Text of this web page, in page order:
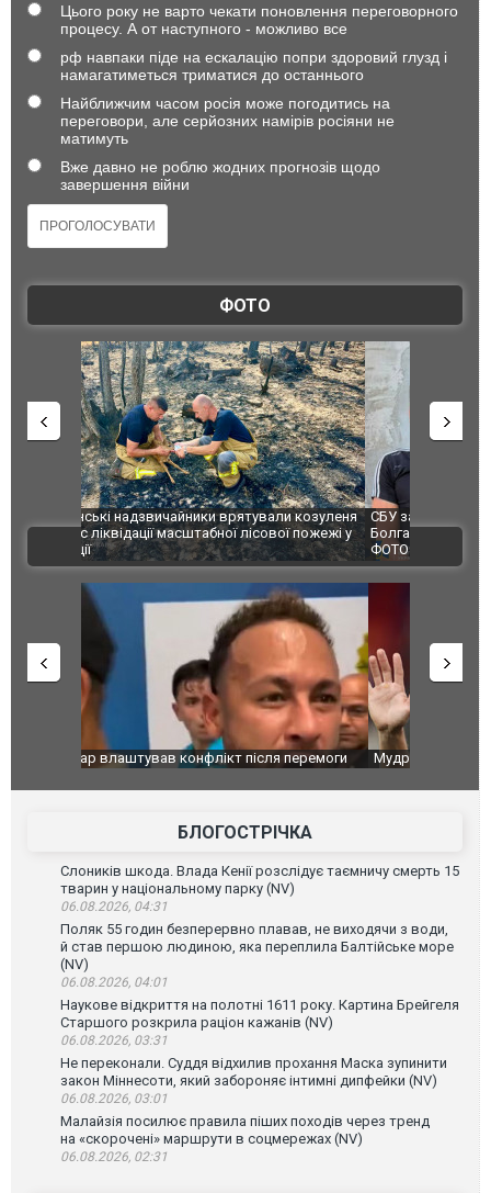
Цього року не варто чекати поновлення переговорного
процесу. А от наступного - можливо все
рф навпаки піде на ескалацію попри здоровий глузд і
намагатиметься триматися до останнього
Найближчим часом росія може погодитись на
переговори, але серйозних намірів росіяни не
матимуть
Вже давно не роблю жодних прогнозів щодо
завершення війни
ФОТО
пожежі у
СБУ за сприяння Нацполіції та правоохоронців
Болгарії затримала міжнародного наркобарона.
ФОТО
Росіяни
одна
ВІДЕО
Мудрик провів перший матч за "Челсі" після
під час
Франції
БЛОГОСТРІЧКА
Слоників шкода. Влада Кенії розслідує таємничу смерть 15
тварин у національному парку (NV)
06.08.2026, 04:31
Поляк 55 годин безперервно плавав, не виходячи з води,
й став першою людиною, яка переплила Балтійське море
(NV)
06.08.2026, 04:01
Наукове відкриття на полотні 1611 року. Картина Брейгеля
Старшого розкрила раціон кажанів (NV)
06.08.2026, 03:31
Не переконали. Суддя відхилив прохання Маска зупинити
закон Міннесоти, який забороняє інтимні дипфейки (NV)
06.08.2026, 03:01
Малайзія посилює правила піших походів через тренд
на «скорочені» маршрути в соцмережах (NV)
06.08.2026, 02:31